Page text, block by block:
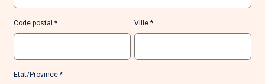
Code postal Ville
Etat/Province